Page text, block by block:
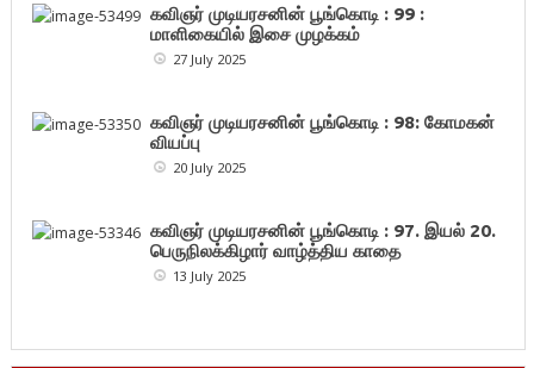
கவிஞர் முடியரசனின் பூங்கொடி : 99 :
மாளிகையில் இசை முழக்கம்
27 July 2025
கவிஞர் முடியரசனின் பூங்கொடி : 98: கோமகன்
வியப்பு
20 July 2025
கவிஞர் முடியரசனின் பூங்கொடி : 97. இயல் 20.
பெருநிலக்கிழார் வாழ்த்திய காதை
13 July 2025